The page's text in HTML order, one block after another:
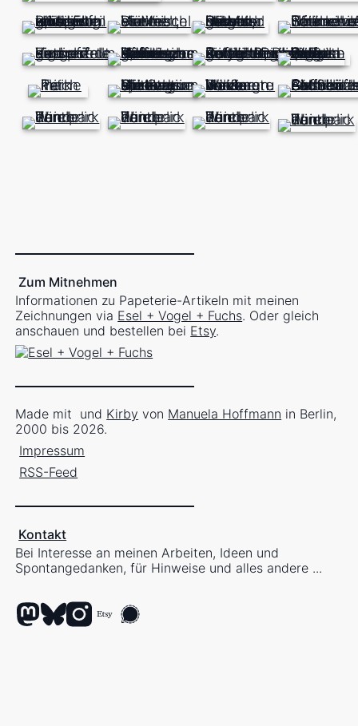
Zum Mitnehmen
Informationen zu Papeterie-Artikeln mit meinen
Zeichnungen via Esel + Vogel + Fuchs. Oder gleich
anschauen und bestellen bei Etsy.
Made mit und Kirby von Manuela Hoffmann in Berlin,
2000 bis 2026.
Impressum
RSS-Feed
Kontakt
Bei Interesse an meinen Arbeiten, Ideen und
Spontangedanken, für Hinweise und alles andere ...